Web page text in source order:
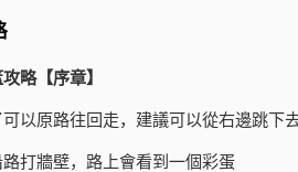
略【序章】
以原路往回走，建議可以從右邊跳下
打牆壁，路上會看到一個彩蛋